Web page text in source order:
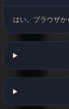
はい。ブラウザか